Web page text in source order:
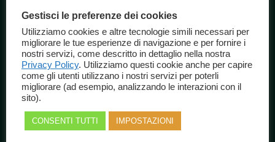
Marche
Spettacolo
A 200 anni
dalla nascita di
Il Parco di
Gestisci le preferenze dei cookies
Utilizziamo cookies e altre tecnologie simili necessari per
migliorare le tue esperienze di navigazione e per fornire i
nostri servizi, come descritto in dettaglio nella nostra
Privacy Policy. Utilizziamo questi cookie anche per capire
come gli utenti utilizzano i nostri servizi per poterli
migliorare (ad esempio, analizzando le interazioni con il
sito).
CONSENTI TUTTI IMPOSTAZIONI